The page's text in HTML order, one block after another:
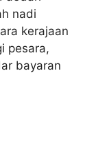
nadi
kerajaan
pesara,
bayaran